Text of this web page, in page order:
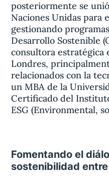
posteriormente se
Naciones Unidas para
gestionando
Desarrollo Sostenible
consultora estratégica
Londres,
relacionados con la
un MBA de la
Certificado del
ESG (Environmental,
Fomentando el
sostenibilidad